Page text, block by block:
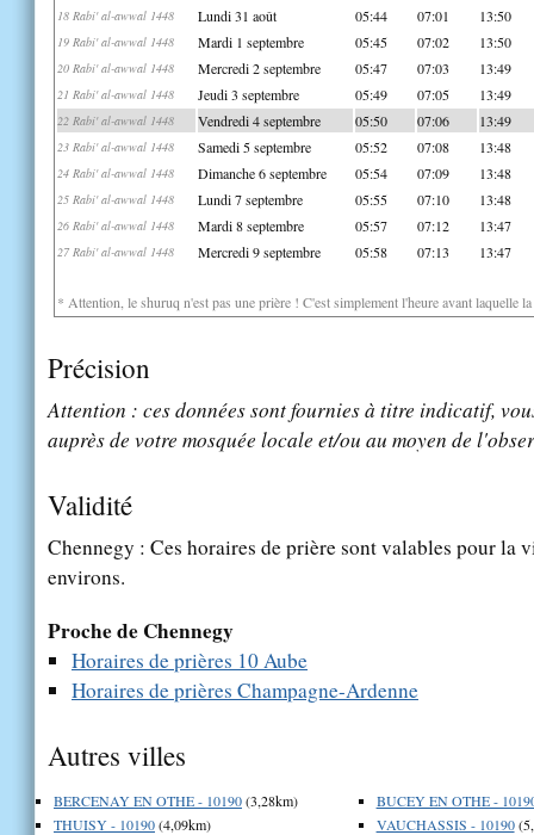
18 Rabi' al-awwal 1448 Lundi 31 août 05:44 07:01 13:50
19 Rabi' al-awwal 1448 Mardi 1 septembre 05:45 07:02 13:50
20 Rabi' al-awwal 1448 Mercredi 2 septembre 05:47 07:03 13:49
21 Rabi' al-awwal 1448 Jeudi 3 septembre 05:49 07:05 13:49
22 Rabi' al-awwal 1448 Vendredi 4 septembre 05:50 07:06 13:49
23 Rabi' al-awwal 1448 Samedi 5 septembre 05:52 07:08 13:48
24 Rabi' al-awwal 1448 Dimanche 6 septembre 05:54 07:09 13:48
25 Rabi' al-awwal 1448 Lundi 7 septembre 05:55 07:10 13:48
26 Rabi' al-awwal 1448 Mardi 8 septembre 05:57 07:12 13:47
27 Rabi' al-awwal 1448 Mercredi 9 septembre 05:58 07:13 13:47
* Attention, le shuruq n'est pas une prière ! C'est simplement l'heure avant laquelle
Précision
Attention : ces données sont fournies à titre indicatif,
auprès de votre mosquée locale et/ou au moyen de
Validité
Chennegy : Ces horaires de prière sont valables pour la
environs.
Proche de Chennegy
Horaires de prières 10 Aube
Horaires de prières Champagne-Ardenne
Autres villes
BERCENAY EN OTHE - 10190(3,28km)
THUISY - 10190(4,09km)
BUCEY EN OTHE -
VAUCHASSIS - 10190